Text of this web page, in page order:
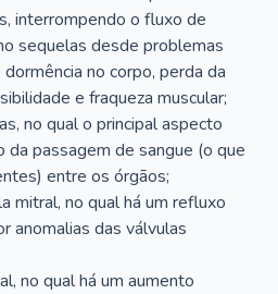
interrompendo o fluxo de
sequelas desde problemas
no corpo, perda da
e fraqueza muscular;
no qual o principal aspecto
passagem de sangue (o que
entre os órgãos;
mitral, no qual há um refluxo
anomalias das válvulas
no qual há um aumento